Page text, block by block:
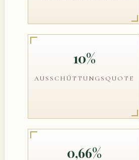
10%
AUSSCHÜTTUNGSQUOTE
0,66%